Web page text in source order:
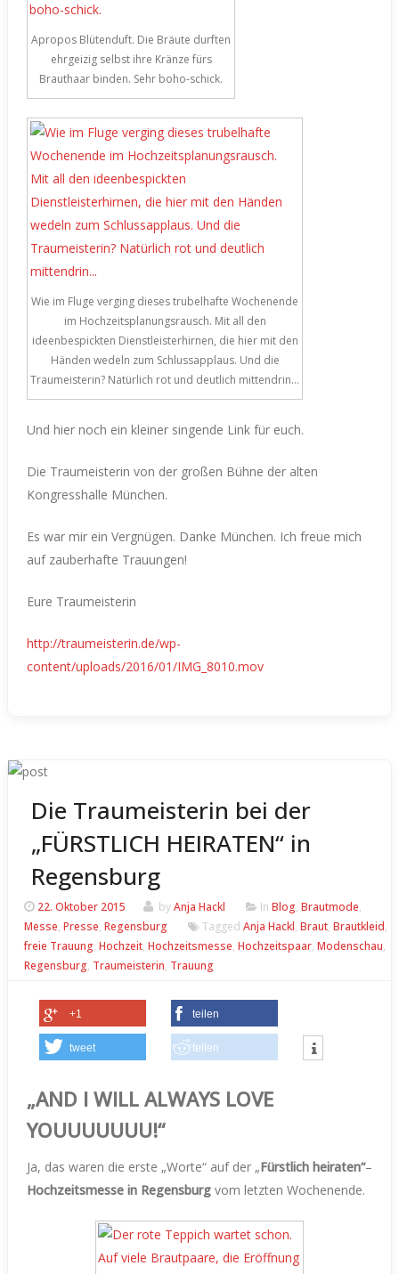
Apropos Blütenduft. Die Bräute durften
ehrgeizig selbst ihre Kränze fürs
Brauthaar binden. Sehr boho-schick.
Wie im Fluge verging dieses trubelhafte Wochenende
im Hochzeitsplanungsrausch. Mit all den
ideenbespickten Dienstleisterhirnen, die hier mit den
Händen wedeln zum Schlussapplaus. Und die
Traumeisterin? Natürlich rot und deutlich mittendrin…
Und hier noch ein kleiner singende Link für euch.
Die Traumeisterin von der großen Bühne der alten
Kongresshalle München.
Es war mir ein Vergnügen. Danke München. Ich freue mich
auf zauberhafte Trauungen!
Eure Traumeisterin
http://traumeisterin.de/wp-
content/uploads/2016/01/IMG_8010.mov
Die Traumeisterin bei der
„FÜRSTLICH HEIRATEN“ in
Regensburg
22. Oktober 2015 byAnja Hackl In Blog, Brautmode,
Messe, Presse, Regensburg Tagged Anja Hackl, Braut, Brautkleid,
freie Trauung, Hochzeit, Hochzeitsmesse, Hochzeitspaar, Modenschau,
Regensburg, Traumeisterin, Trauung
+1 teilen
tweet teilen
„AND I WILL ALWAYS LOVE
YOUUUUUUU!“
Ja, das waren die erste „Worte“ auf der „Fürstlich heiraten“–
Hochzeitsmesse in Regensburg vom letzten Wochenende.